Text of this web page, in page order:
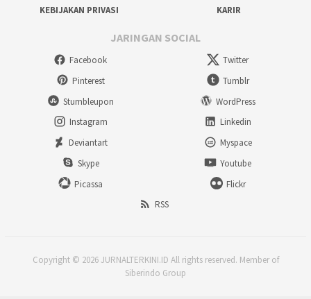
KEBIJAKAN PRIVASI
KARIR
JARINGAN SOCIAL
Facebook
Twitter
Pinterest
Tumblr
Stumbleupon
WordPress
Instagram
Linkedin
Deviantart
Myspace
Skype
Youtube
Picassa
Flickr
RSS
Copyright © 2026 JURNALTERKINI.ID All rights reserved. Member of
Siberindo Group